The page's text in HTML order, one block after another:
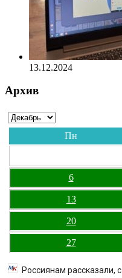
13.12.2024
Архив
Пн
6
13
20
27
Россиянам рассказали,